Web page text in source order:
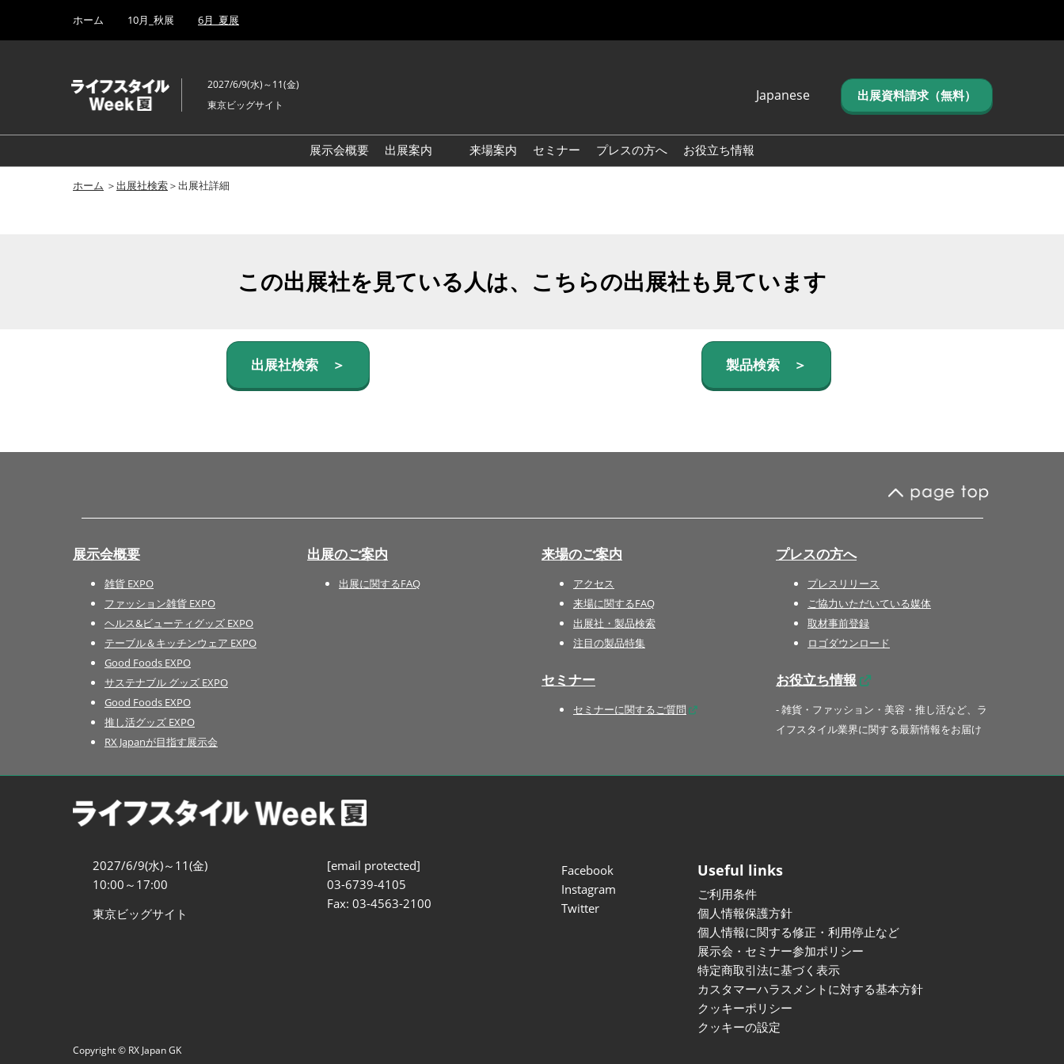
キ
し
to
ホーム 10月_秋展 6月_夏展
2027/6/9(水)～11(金)
東京ビッグサイト
Japanese
English
简体中文
出展資料請求（無料）
展示会概要
出展案内
国際 ヘルス＆ビューティグ
ッズ EXPO
来場案内 セミナー プレスの方へ お役立ち情報
ホーム ＞出展社検索＞出展社詳細
この出展社を見ている人は、こちらの出展社も見ています
出展社検索 ＞ 製品検索 ＞
展示会概要
雑貨 EXPO
ファッション雑貨 EXPO
ヘルス&ビューティグッズ EXPO
テーブル＆キッチンウェア EXPO
Good Foods EXPO
サステナブル グッズ EXPO
Good Foods EXPO
推し活グッズ EXPO
RX Japanが目指す展示会
出展のご案内
出展に関するFAQ
来場のご案内
アクセス
来場に関するFAQ
出展社・製品検索
注目の製品特集
セミナー
セミナーに関するご質問
プレスの方へ
プレスリリース
ご協力いただいている媒体
取材事前登録
ロゴダウンロード
お役立ち情報
- 雑貨・ファッション・美容・推し活など、ラ
イフスタイル業界に関する最新情報をお届け
2027/6/9(水)～11(金)
10:00～17:00
東京ビッグサイト
[email protected]
03-6739-4105
Fax: 03-4563-2100
Facebook
Instagram
Twitter
Useful links
ご利用条件
個人情報保護方針
個人情報に関する修正・利用停止など
展示会・セミナー参加ポリシー
特定商取引法に基づく表示
カスタマーハラスメントに対する基本方針
クッキーポリシー
クッキーの設定
Copyright © RX Japan GK